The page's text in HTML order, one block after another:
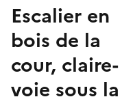
Escalier en
bois de la
cour, claire-
voie sous la